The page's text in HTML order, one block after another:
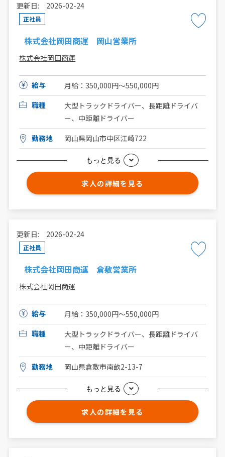
更新日: 2026-02-24
正社員
株式会社岡田商運 岡山営業所
株式会社岡田商運
給与
月給：350,000円～550,000円
職種
大型トラックドライバー、長距離ドライバ
ー、中距離ドライバー
勤務地
岡山県岡山市中区江崎722
もっと見る
求人の詳細を見る
更新日: 2026-02-24
正社員
株式会社岡田商運 倉敷営業所
株式会社岡田商運
給与
月給：350,000円～550,000円
職種
大型トラックドライバー、長距離ドライバ
ー、中距離ドライバー
勤務地
岡山県倉敷市南畝2-13-7
もっと見る
求人の詳細を見る